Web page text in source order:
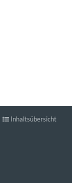
Inhaltsübersicht